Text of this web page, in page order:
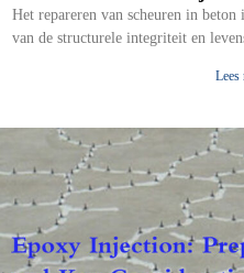
Het repareren van scheuren in
van de structurele integriteit en
Lees